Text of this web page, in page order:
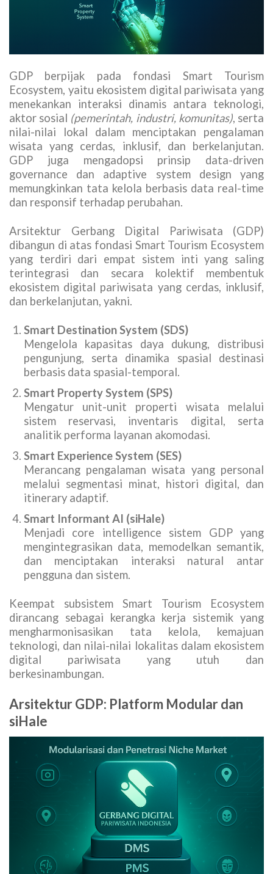
GDP berpijak pada fondasi Smart Tourism
Ecosystem, yaitu ekosistem digital pariwisata yang
menekankan interaksi dinamis antara teknologi,
aktor sosial (pemerintah, industri, komunitas), serta
nilai-nilai lokal dalam menciptakan pengalaman
wisata yang cerdas, inklusif, dan berkelanjutan.
GDP juga mengadopsi prinsip data-driven
governance dan adaptive system design yang
memungkinkan tata kelola berbasis data real-time
dan responsif terhadap perubahan.
Arsitektur Gerbang Digital Pariwisata (GDP)
dibangun di atas fondasi Smart Tourism Ecosystem
yang terdiri dari empat sistem inti yang saling
terintegrasi dan secara kolektif membentuk
ekosistem digital pariwisata yang cerdas, inklusif,
dan berkelanjutan, yakni.
Smart Destination System (SDS)
Mengelola kapasitas daya dukung, distribusi
pengunjung, serta dinamika spasial destinasi
berbasis data spasial-temporal.
Smart Property System (SPS)
Mengatur unit-unit properti wisata melalui
sistem reservasi, inventaris digital, serta
analitik performa layanan akomodasi.
Smart Experience System (SES)
Merancang pengalaman wisata yang personal
melalui segmentasi minat, histori digital, dan
itinerary adaptif.
Smart Informant AI (siHale)
Menjadi core intelligence sistem GDP yang
mengintegrasikan data, memodelkan semantik,
dan menciptakan interaksi natural antar
pengguna dan sistem.
Keempat subsistem Smart Tourism Ecosystem
dirancang sebagai kerangka kerja sistemik yang
mengharmonisasikan tata kelola, kemajuan
teknologi, dan nilai-nilai lokalitas dalam ekosistem
digital pariwisata yang utuh dan
berkesinambungan.
Arsitektur GDP: Platform Modular dan
siHale